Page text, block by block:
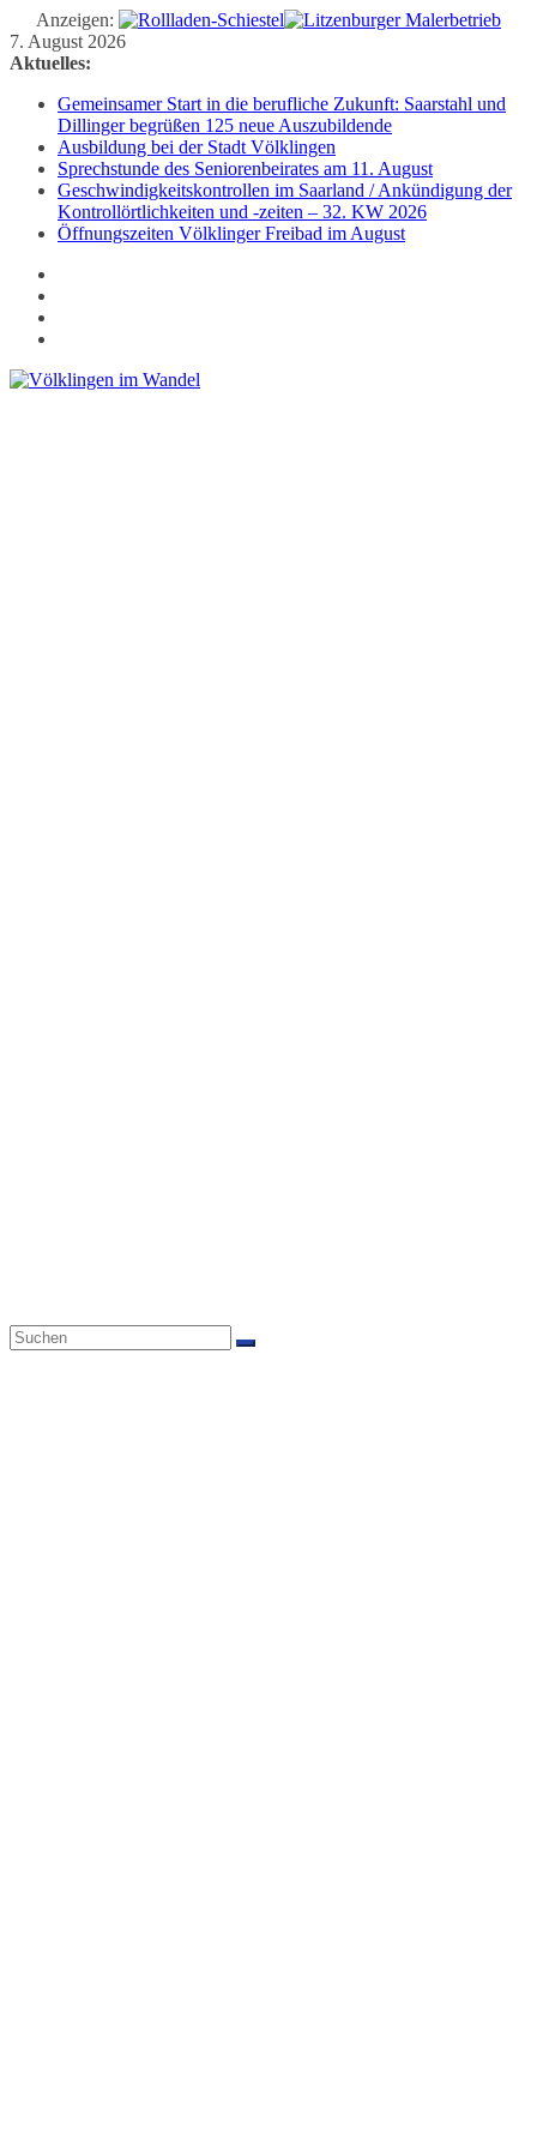
Anzeigen:
Zum
Inhalt
7. August 2026
Aktuelles:
Gemeinsamer Start in die berufliche Zukunft: Saarstahl und
Dillinger begrüßen 125 neue Auszubildende
Ausbildung bei der Stadt Völklingen
Sprechstunde des Seniorenbeirates am 11. August
Geschwindigkeitskontrollen im Saarland / Ankündigung der
Kontrollörtlichkeiten und -zeiten – 32. KW 2026
Öffnungszeiten Völklinger Freibad im August